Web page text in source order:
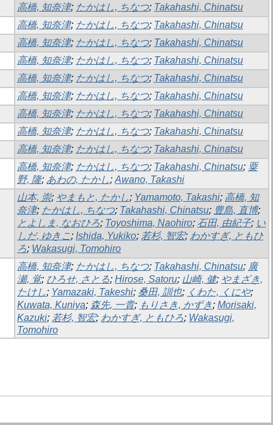
高橋, 知奈津; たかはし, ちなつ; Takahashi, Chinatsu
高橋, 知奈津; たかはし, ちなつ; Takahashi, Chinatsu
高橋, 知奈津; たかはし, ちなつ; Takahashi, Chinatsu
高橋, 知奈津; たかはし, ちなつ; Takahashi, Chinatsu
高橋, 知奈津; たかはし, ちなつ; Takahashi, Chinatsu
高橋, 知奈津; たかはし, ちなつ; Takahashi, Chinatsu
高橋, 知奈津; たかはし, ちなつ; Takahashi, Chinatsu
高橋, 知奈津; たかはし, ちなつ; Takahashi, Chinatsu
高橋, 知奈津; たかはし, ちなつ; Takahashi, Chinatsu
高橋, 知奈津; たかはし, ちなつ; Takahashi, Chinatsu; 粟
野, 隆; あわの, たかし; Awano, Takashi
山本, 崇; やまもと, たかし; Yamamoto, Takashi; 高橋, 知
奈津; たかはし, ちなつ; Takahashi, Chinatsu; 豊島, 直博;
とよしま, なおひろ; Toyoshima, Naohiro; 石田, 由紀子; い
しだ, ゆきこ; Ishida, Yukiko; 若杉, 智宏; わかすぎ, ともひ
ろ; Wakasugi, Tomohiro
高橋, 知奈津; たかはし, ちなつ; Takahashi, Chinatsu; 廣
瀬, 覚; ひろせ, さとる; Hirose, Satoru; 山崎, 健; やまざき,
たけし; Yamazaki, Takeshi; 桑田, 訓也; くわた, くにや;
Kuwata, Kuniya; 森先, 一貴; もりさき, かずき; Morisaki,
Kazuki; 若杉, 智宏; わかすぎ, ともひろ; Wakasugi,
Tomohiro